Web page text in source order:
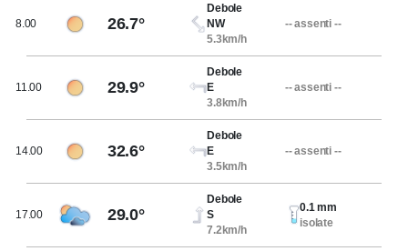
8.00 26.7°
Debole
NW
5.3km/h
-- assenti --
11.00 29.9°
Debole
E
3.8km/h
-- assenti --
14.00 32.6°
Debole
E
3.5km/h
-- assenti --
17.00 29.0°
Debole
S
7.2km/h
0.1 mm
isolate